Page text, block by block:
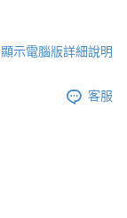
顯示電腦版詳細說明
客服